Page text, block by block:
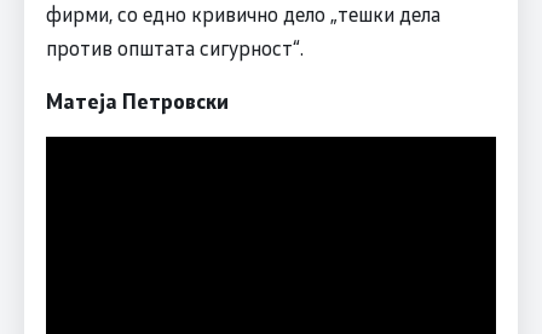
фирми, со едно кривично дело „тешки дела
против општата сигурност“.
Матеја Петровски